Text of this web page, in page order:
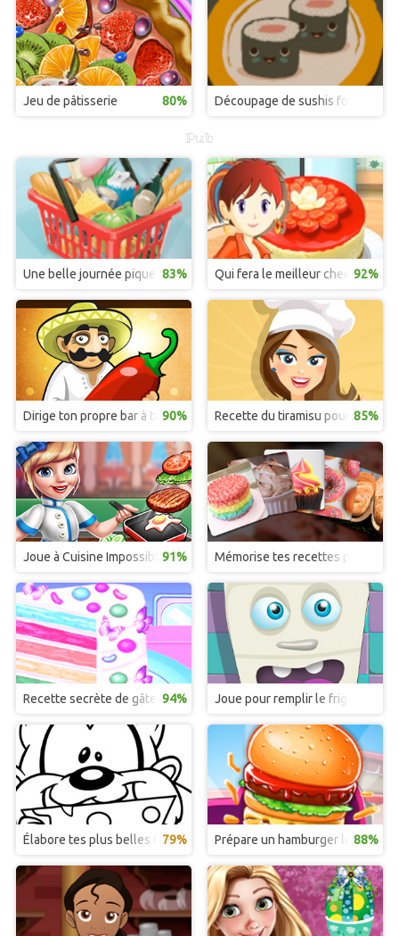
Jeu de pâtisserie 80% Découpage de sushis fou !
Pub
Une belle journée pique-nique en amoureux
83% Qui fera le meilleur cheesecake ?
92%
Dirige ton propre bar à tacos et tortillas
90% Recette du tiramisu pour la fête
85%
Joue à Cuisine Impossible et deviens une top chef
91% Mémorise tes recettes
Recette secrète de gâteau de fête des Mères
94% Joue pour remplir le frigo de la
Élabore tes plus belles recettes de pizzas
79% Prépare un hamburger le plus
88%